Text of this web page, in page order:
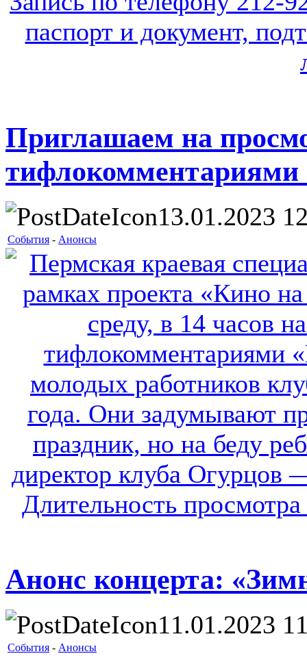
Приглашаем на
тифлокомментариями
13.01.2023
События - Анонсы
Анонс концерта:
11.01.2023
События - Анонсы